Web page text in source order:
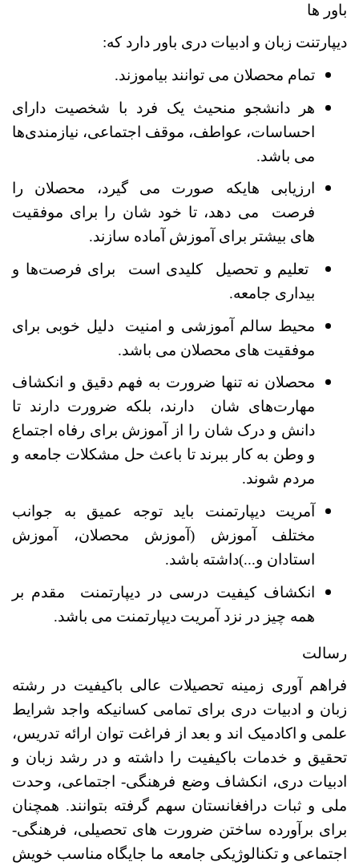
باور ها
دیپارتنت زبان و ادبیات دری باور دارد که:
تمام محصلان می توانند بیاموزند.
هر دانشجو منحیث یک فرد با شخصیت دارای
احساسات، عواطف، موقف اجتماعی، نیازمندی‌ها
می باشد.
ارزیابی هایکه صورت می گیرد، محصلان را
فرصت می دهد، تا خود شان را برای موفقیت
های بیشتر برای آموزش آماده سازند.
تعلیم و تحصیل کلیدی است برای فرصت‌ها و
بیداری جامعه.
محیط سالم آموزشی و امنیت دلیل خوبی برای
موفقیت های محصلان می باشد.
محصلان نه تنها ضرورت به فهم دقیق و انکشاف
مهارت‌های شان دارند، بلکه ضرورت دارند تا
دانش و درک شان را از آموزش برای رفاه اجتماع
و وطن به کار ببرند تا باعث حل مشکلات جامعه و
مردم شوند.
آمریت دیپارتمنت باید توجه عمیق به جوانب
مختلف آموزش (آموزش محصلان، آموزش
استادان و...)داشته باشد.
انکشاف کیفیت درسی در دیپارتمنت مقدم بر
همه چیز در نزد آمریت دیپارتمنت می باشد.
رسالت
فراهم آوری زمینه تحصیلات عالی باکیفیت در رشته
زبان و ادبیات دری برای تمامی کسانیکه واجد شرایط
علمی و اکادمیک اند و بعد از فراغت توان ارائه تدریس،
تحقیق و خدمات باکیفیت را داشته و در رشد زبان و
ادبیات دری، انکشاف وضع فرهنگی-
اجتماعی، وحدت
ملی و ثبات درافغانستان سهم گرفته بتوانند. همچنان
برای برآورده ساختن ضرورت های تحصیلی، فرهنگی-
اجتماعی و تکنالوژیکی جامعه ما جایگاه مناسب خویش